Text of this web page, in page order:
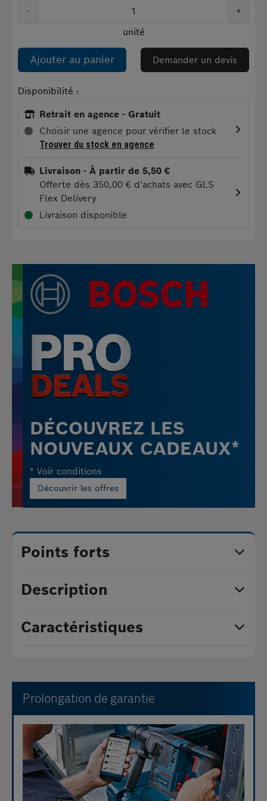
- +
unité
Ajouter au panier Demander un devis
Disponibilité :
Retrait en agence - Gratuit
Choisir une agence pour vérifier le stock
Trouver du stock en agence
Livraison - À partir de 5,50 €
Offerte dès 350,00 € d'achats avec GLS
Flex Delivery
Livraison disponible
DÉCOUVREZ LES
NOUVEAUX CADEAUX*
* Voir conditions
Découvrir les offres
Points forts
Description
Caractéristiques
Prolongation de garantie